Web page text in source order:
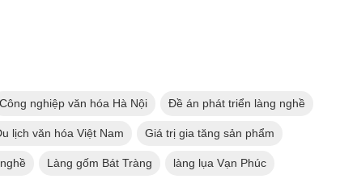
Công nghiệp văn hóa Hà Nội Đề án phát triển làng nghề
lịch văn hóa Việt Nam Giá trị gia tăng sản phẩm
Làng gốm Bát Tràng làng lụa Vạn Phúc